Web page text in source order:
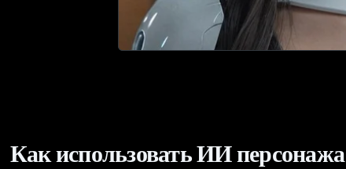
Как использовать ИИ персонажа